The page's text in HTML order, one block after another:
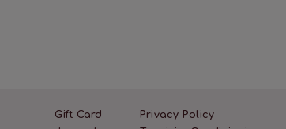
Gift Card
Privacy Policy